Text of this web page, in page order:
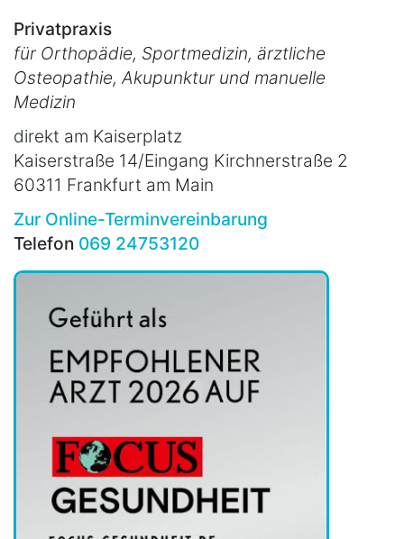
Privatpraxis
für Orthopädie, Sportmedizin, ärztliche
Osteopathie, Akupunktur und manuelle
Medizin
direkt am Kaiserplatz
Kaiserstraße 14/Eingang Kirchnerstraße 2
60311 Frankfurt am Main
Zur Online-Terminvereinbarung
Telefon 069 24753120